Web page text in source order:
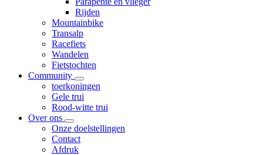
Rijden
Mountainbike
Transalp
Racefiets
Wandelen
Fietstochten
Community
toerkoningen
Gele trui
Rood-witte trui
Over ons
Onze doelstellingen
Contact
Afdruk